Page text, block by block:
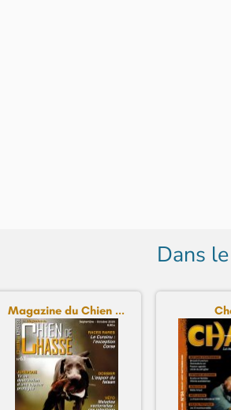
Dans
Magazine du Chien ...